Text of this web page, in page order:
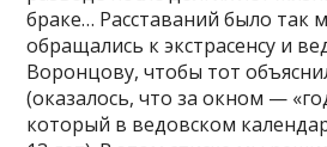
браке… Расставаний было так
обращались к экстрасенсу и
Воронцову, чтобы тот
(оказалось, что за окном —
который в ведовском